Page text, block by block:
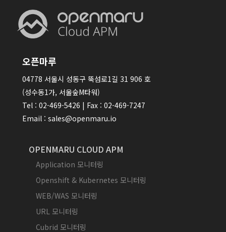
오픈마루
04778 서울시 성동구 뚝섬로1길 31 906 호
(성수동1가, 서울숲M타워)
Tel : 02-469-5426 | Fax : 02-469-7247
Email : sales@openmaru.io
OPENMARU CLOUD APM
Application 모니터링
Openshift & Kubernetes 모니터링
WEB/WAS 모니터링
URL 모니터링
Cubrid 모니터링